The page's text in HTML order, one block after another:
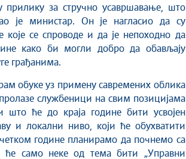
прилику за стручно усавршавање, што
је министар. Он је нагласио да су
се спроводе и да је непоходно да
како би могли добро да обављају
грађанима.
обуке уз примену савремених облика
службеници на свим позицијама
ће до краја године бити усвојен
и локални ниво, који ће обухватити
године планирамо да почнемо са
ће само неке од тема бити „Управни